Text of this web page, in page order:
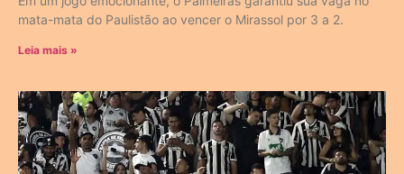
mata-mata do Paulistão ao vencer o Mirassol por 3 a 2.
Leia mais »